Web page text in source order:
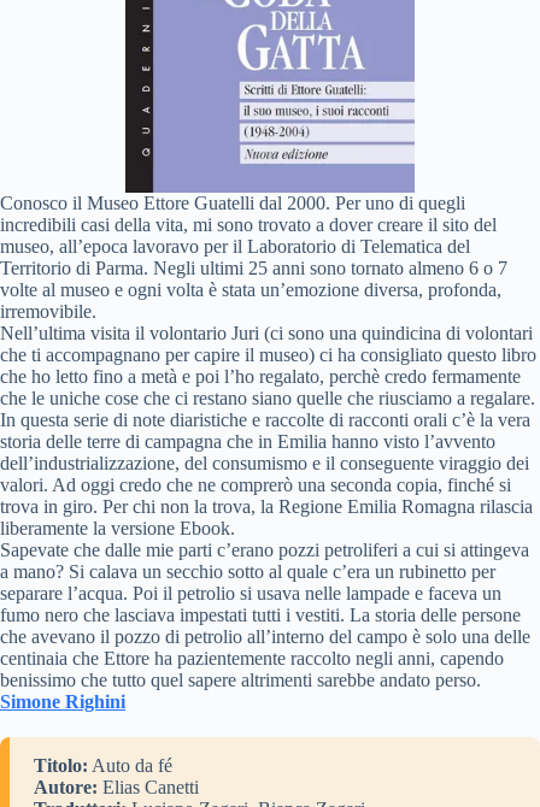
Conosco il Museo Ettore Guatelli dal 2000. Per uno di quegli
incredibili casi della vita, mi sono trovato a dover creare il sito del
museo, all’epoca lavoravo per il Laboratorio di Telematica del
Territorio di Parma. Negli ultimi 25 anni sono tornato almeno 6 o 7
volte al museo e ogni volta è stata un’emozione diversa, profonda,
irremovibile.
Nell’ultima visita il volontario Juri (ci sono una quindicina di volontari
che ti accompagnano per capire il museo) ci ha consigliato questo libro
che ho letto fino a metà e poi l’ho regalato, perchè credo fermamente
che le uniche cose che ci restano siano quelle che riusciamo a regalare.
In questa serie di note diaristiche e raccolte di racconti orali c’è la vera
storia delle terre di campagna che in Emilia hanno visto l’avvento
dell’industrializzazione, del consumismo e il conseguente viraggio dei
valori. Ad oggi credo che ne comprerò una seconda copia, finché si
trova in giro. Per chi non la trova, la Regione Emilia Romagna rilascia
liberamente la versione Ebook.
Sapevate che dalle mie parti c’erano pozzi petroliferi a cui si attingeva
a mano? Si calava un secchio sotto al quale c’era un rubinetto per
separare l’acqua. Poi il petrolio si usava nelle lampade e faceva un
fumo nero che lasciava impestati tutti i vestiti. La storia delle persone
che avevano il pozzo di petrolio all’interno del campo è solo una delle
centinaia che Ettore ha pazientemente raccolto negli anni, capendo
benissimo che tutto quel sapere altrimenti sarebbe andato perso.
Simone Righini
Titolo: Auto da fé
Autore: Elias Canetti